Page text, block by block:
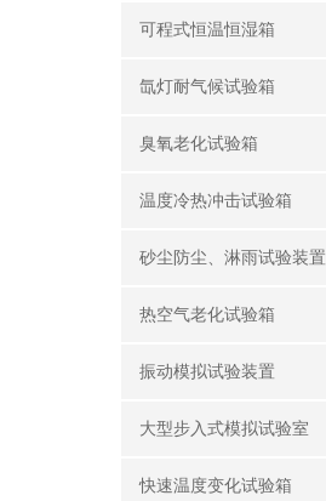
可程式恒温恒湿箱
氙灯耐气候试验箱
臭氧老化试验箱
温度冷热冲击试验箱
砂尘防尘、淋雨试验装置
热空气老化试验箱
振动模拟试验装置
大型步入式模拟试验室
快速温度变化试验箱